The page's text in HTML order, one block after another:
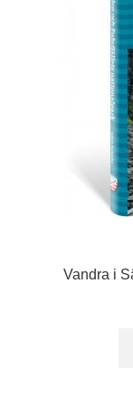
Vandra i